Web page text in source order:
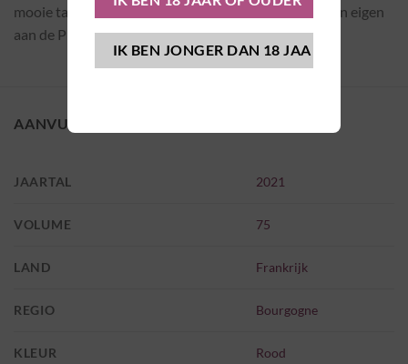
mooie tanninestructuur en wat typische aardse tonen eigen
aan de Pinot Noir.
AANVULLENDE INFORMATIE
JAARTAL 2021
VOLUME 75
LAND Frankrijk
REGIO Bourgogne
KLEUR Rood